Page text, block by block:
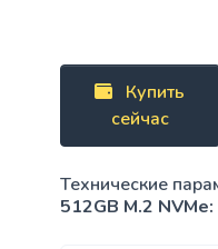
Купить
сейчас
Технические
512GB M.2 NVMe: